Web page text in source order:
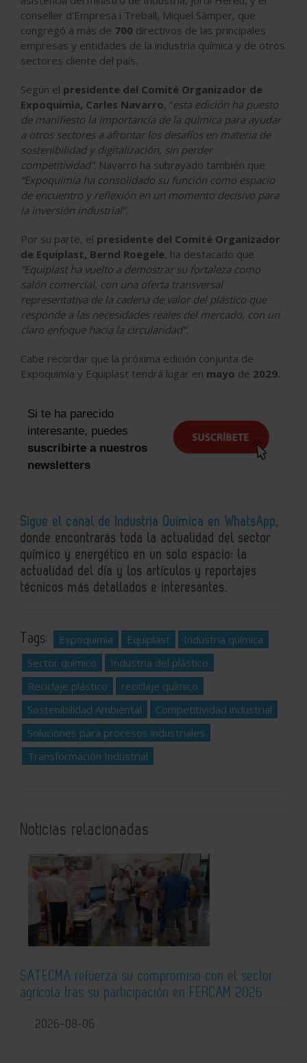
conseller d’Empresa i Treball, Miquel Sàmper, que
congregó a más de 700 directivos de las principales
empresas y entidades de la industria química y de otros
sectores cliente del país.
Según el presidente del Comité Organizador de
Expoquimia, Carles Navarro, “esta edición ha puesto
de manifiesto la importancia de la química para ayudar
a otros sectores a afrontar los desafíos en materia de
sostenibilidad y digitalización, sin perder
competitividad”. Navarro ha subrayado también que
“Expoquimia ha consolidado su función como espacio
de encuentro y reflexión en un momento decisivo para
la inversión industrial”.
Por su parte, el presidente del Comité Organizador
de Equiplast, Bernd Roegele, ha destacado que
“Equiplast ha vuelto a demostrar su fortaleza como
salón comercial, con una oferta transversal
representativa de la cadena de valor del plástico que
responde a las necesidades reales del mercado, con un
claro enfoque hacia la circularidad”.
Cabe recordar que la próxima edición conjunta de
Expoquimia y Equiplast tendrá lugar en mayo de 2029.
Si te ha parecido
interesante, puedes
suscribirte a nuestros
newsletters
Sigue el canal de Industria Química en WhatsApp,
donde encontrarás toda la actualidad del sector
químico y energético en un solo espacio: la
actualidad del día y los artículos y reportajes
técnicos más detallados e interesantes.
Tags: Expoquimia Equiplast
Industria química
Sector químico
Industria del plástico
Reciclaje plástico
reciclaje químico
Sostenibilidad Ambiental
Competitividad industrial
Soluciones para procesos industriales
Transformación Industrial
Noticias relacionadas
SATECMA refuerza su compromiso con el sector
agrícola tras su participación en FERCAM 2026
2026-08-06